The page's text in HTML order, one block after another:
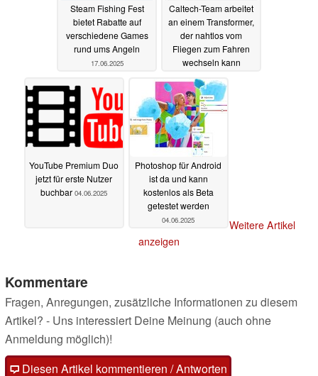
Steam Fishing Fest
bietet Rabatte auf
verschiedene Games
rund ums Angeln
17.06.2025
Caltech-Team arbeitet
an einem Transformer,
der nahtlos vom
Fliegen zum Fahren
wechseln kann
04.06.2025
YouTube Premium Duo
jetzt für erste Nutzer
buchbar 04.06.2025
Photoshop für Android
ist da und kann
kostenlos als Beta
getestet werden
04.06.2025
Weitere Artikel
anzeigen
Kommentare
Fragen, Anregungen, zusätzliche Informationen zu diesem
Artikel? - Uns interessiert Deine Meinung (auch ohne
Anmeldung möglich)!
Diesen Artikel kommentieren / Antworten